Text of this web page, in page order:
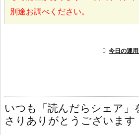
別途お調べください。
 今日の運
いつも「読んだらシェア」
さりありがとうございます